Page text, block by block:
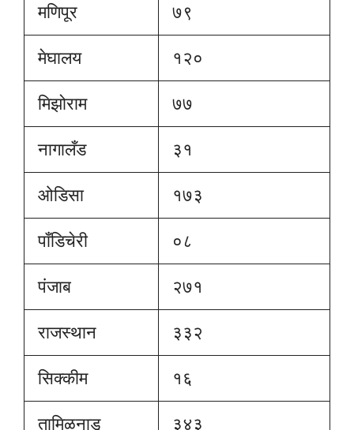
मणिपूर ७९
मेघालय १२०
मिझोराम ७७
नागालँड ३१
ओडिसा १७३
पॉंडिचेरी ०८
पंजाब २७१
राजस्थान ३३२
सिक्कीम १६
तामिळनाडू ३४३